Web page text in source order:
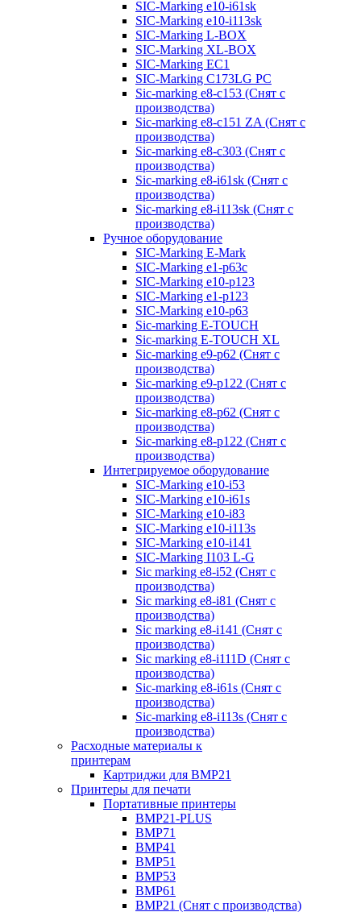
SIC-Marking e10-i61sk
SIC-Marking e10-i113sk
SIC-Marking L-BOX
SIC-Marking XL-BOX
SIC-Marking EC1
SIC-Marking C173LG PC
Sic-marking e8-c153 (Снят с
производства)
Sic-marking e8-c151 ZA (Снят с
производства)
Sic-marking e8-c303 (Снят с
производства)
Sic-marking e8-i61sk (Снят с
производства)
Sic-marking e8-i113sk (Снят с
производства)
Ручное оборудование
SIC-Marking E-Mark
SIC-Marking e1-p63с
SIC-Marking e10-p123
SIC-Marking e1-p123
SIC-Marking e10-p63
Sic-marking E-TOUCH
Sic-marking E-TOUCH XL
Sic-marking e9-p62 (Снят с
производства)
Sic-marking e9-p122 (Снят с
производства)
Sic-marking e8-p62 (Снят с
производства)
Sic-marking e8-p122 (Снят с
производства)
Интегрируемое оборудование
SIC-Marking e10-i53
SIC-Marking e10-i61s
SIC-Marking e10-i83
SIC-Marking e10-i113s
SIC-Marking e10-i141
SIC-Marking I103 L-G
Sic marking e8-i52 (Снят с
производства)
Sic marking e8-i81 (Снят с
производства)
Sic marking e8-i141 (Снят с
производства)
Sic marking e8-i111D (Снят с
производства)
Sic-marking e8-i61s (Снят с
производства)
Sic-marking e8-i113s (Снят с
производства)
Расходные материалы к
принтерам
Картриджи для BMP21
Принтеры для печати
Портативные принтеры
BMP21-PLUS
BMP71
BMP41
BMP51
BMP53
BMP61
BMP21 (Снят с производства)